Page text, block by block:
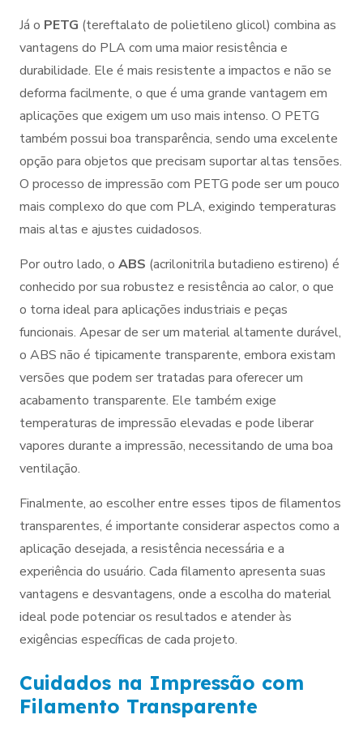
Já o PETG (tereftalato de polietileno glicol) combina as
vantagens do PLA com uma maior resistência e
durabilidade. Ele é mais resistente a impactos e não se
deforma facilmente, o que é uma grande vantagem em
aplicações que exigem um uso mais intenso. O PETG
também possui boa transparência, sendo uma excelente
opção para objetos que precisam suportar altas tensões.
O processo de impressão com PETG pode ser um pouco
mais complexo do que com PLA, exigindo temperaturas
mais altas e ajustes cuidadosos.
Por outro lado, o ABS (acrilonitrila butadieno estireno) é
conhecido por sua robustez e resistência ao calor, o que
o torna ideal para aplicações industriais e peças
funcionais. Apesar de ser um material altamente durável,
o ABS não é tipicamente transparente, embora existam
versões que podem ser tratadas para oferecer um
acabamento transparente. Ele também exige
temperaturas de impressão elevadas e pode liberar
vapores durante a impressão, necessitando de uma boa
ventilação.
Finalmente, ao escolher entre esses tipos de filamentos
transparentes, é importante considerar aspectos como a
aplicação desejada, a resistência necessária e a
experiência do usuário. Cada filamento apresenta suas
vantagens e desvantagens, onde a escolha do material
ideal pode potenciar os resultados e atender às
exigências específicas de cada projeto.
Cuidados na Impressão com
Filamento Transparente